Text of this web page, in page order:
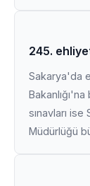
245.
Sakarya'da
sınavları
Müdürlüğü